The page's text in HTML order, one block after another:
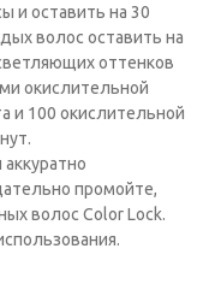
и оставить на 30
волос оставить на
оттенков
окислительной
и 100 окислительной
промойте,
волос Color Lock.